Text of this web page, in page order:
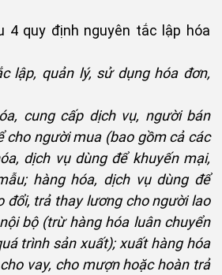
4 quy định nguyên tắc lập hóa
lập, quản lý, sử dụng hóa đơn,
cung cấp dịch vụ, người bán
cho người mua (bao gồm cả các
dịch vụ dùng để khuyến mại,
hàng hóa, dịch vụ dùng để
đổi, trả thay lương cho người lao
bộ (trừ hàng hóa luân chuyển
trình sản xuất); xuất hàng hóa
vay, cho mượn hoặc hoàn trả